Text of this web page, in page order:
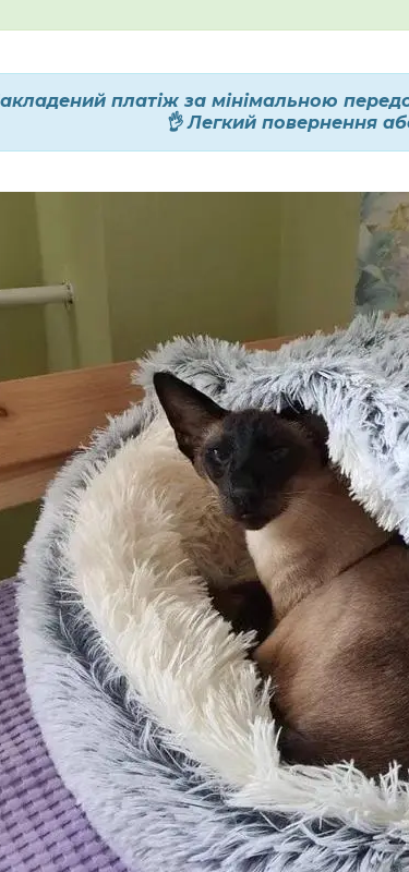
платіж за мінімальною
👌 Легкий повернення